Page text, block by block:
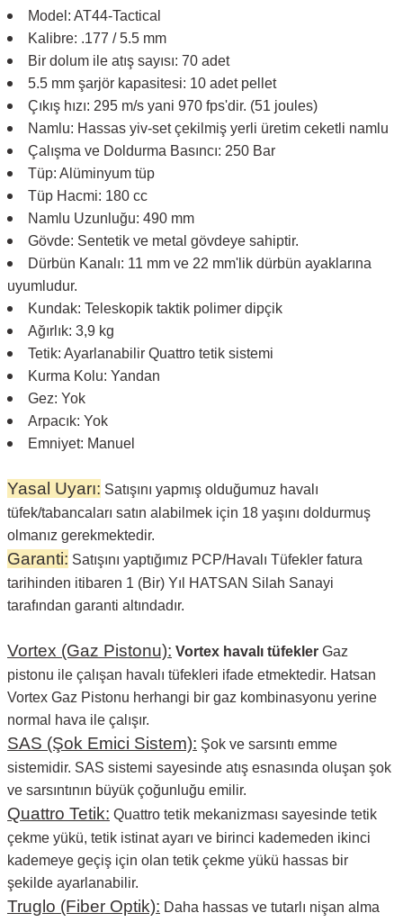
Model: AT44-Tactical
Kalibre: .177 / 5.5 mm
Bir dolum ile atış sayısı: 70 adet
5.5 mm şarjör kapasitesi: 10 adet pellet
Çıkış hızı: 295 m/s yani 970 fps'dir. (51 joules)
Namlu: Hassas yiv-set çekilmiş yerli üretim ceketli namlu
Çalışma ve Doldurma Basıncı: 250 Bar
Tüp: Alüminyum tüp
Tüp Hacmi: 180 cc
Namlu Uzunluğu: 490 mm
Gövde: Sentetik ve metal gövdeye sahiptir.
Dürbün Kanalı: 11 mm ve 22 mm'lik dürbün ayaklarına
uyumludur.
Kundak: Teleskopik taktik polimer dipçik
Ağırlık: 3,9 kg
Tetik: Ayarlanabilir Quattro tetik sistemi
Kurma Kolu: Yandan
Gez: Yok
Arpacık: Yok
Emniyet: Manuel
Yasal Uyarı: Satışını yapmış olduğumuz havalı
tüfek/tabancaları satın alabilmek için 18 yaşını doldurmuş
olmanız gerekmektedir.
Garanti: Satışını yaptığımız PCP/Havalı Tüfekler fatura
tarihinden itibaren 1 (Bir) Yıl HATSAN Silah Sanayi
tarafından garanti altındadır.
Vortex (Gaz Pistonu): Vortex havalı tüfekler Gaz
pistonu ile çalışan havalı tüfekleri ifade etmektedir. Hatsan
Vortex Gaz Pistonu herhangi bir gaz kombinasyonu yerine
normal hava ile çalışır.
SAS (Şok Emici Sistem): Şok ve sarsıntı emme
sistemidir. SAS sistemi sayesinde atış esnasında oluşan şok
ve sarsıntının büyük çoğunluğu emilir.
Quattro Tetik: Quattro tetik mekanizması sayesinde tetik
çekme yükü, tetik istinat ayarı ve birinci kademeden ikinci
kademeye geçiş için olan tetik çekme yükü hassas bir
şekilde ayarlanabilir.
Truglo (Fiber Optik): Daha hassas ve tutarlı nişan alma